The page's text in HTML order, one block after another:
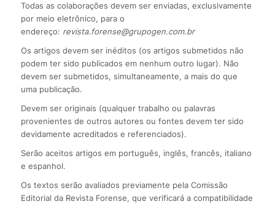
Todas as colaborações devem ser enviadas, exclusivamente
por meio eletrônico, para o
endereço: revista.forense@grupogen.com.br
Os artigos devem ser inéditos (os artigos submetidos não
podem ter sido publicados em nenhum outro lugar). Não
devem ser submetidos, simultaneamente, a mais do que
uma publicação.
Devem ser originais (qualquer trabalho ou palavras
provenientes de outros autores ou fontes devem ter sido
devidamente acreditados e referenciados).
Serão aceitos artigos em português, inglês, francês, italiano
e espanhol.
Os textos serão avaliados previamente pela Comissão
Editorial da Revista Forense, que verificará a compatibilidade